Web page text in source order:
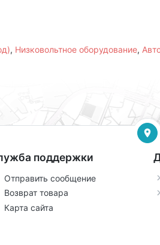
, Низковольтное оборудование,
поддержки
Отправить сообщение
Возврат товара
Карта сайта